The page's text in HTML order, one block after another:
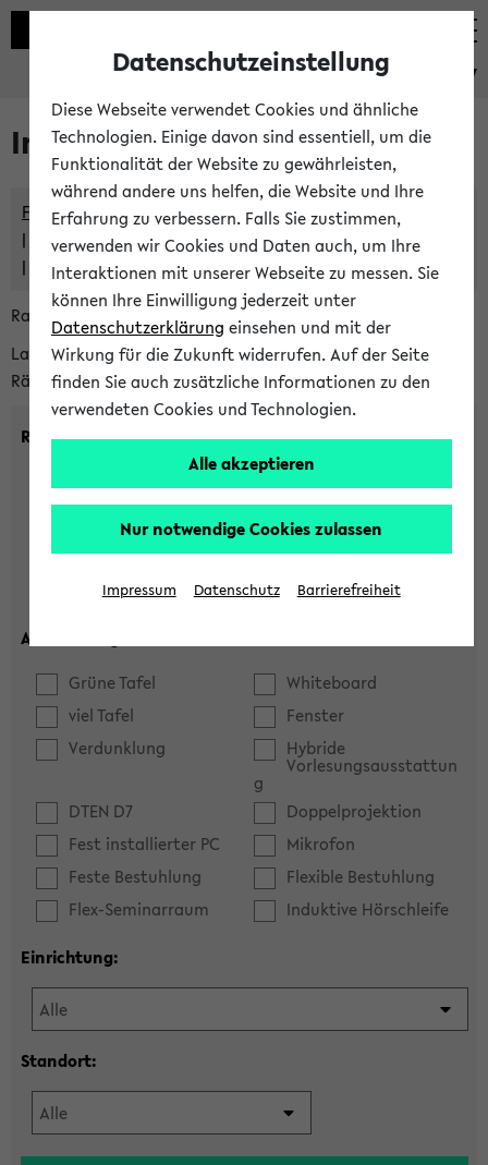
eKVV
Im eKVV verwaltete Räume
Freie Räume und Veranstaltungsüberschneidungen
Raumüberschneidungen
Hinweise der zentralen Raumvergabe
Raumanfragen:
raumvergabe@uni-bielefeld.de
Lassen Sie sich alle Räume anzeigen oder suchen Sie nach
Räumen mit bestimmten Eigenschaften:
Raumkriterien:
max. Plätze:
Ausstattung:
Grüne Tafel
Whiteboard
viel Tafel
Fenster
Verdunklung
Hybride
Vorlesungsausstattun
g
DTEN D7
Doppelprojektion
Fest installierter PC
Mikrofon
Feste Bestuhlung
Flexible Bestuhlung
Flex-Seminarraum
Induktive Hörschleife
Einrichtung:
Standort:
Datenschutzeinstellung
Diese Webseite verwendet Cookies und ähnliche
Technologien. Einige davon sind essentiell, um die
Funktionalität der Website zu gewährleisten,
während andere uns helfen, die Website und Ihre
Erfahrung zu verbessern. Falls Sie zustimmen,
verwenden wir Cookies und Daten auch, um Ihre
Interaktionen mit unserer Webseite zu messen. Sie
können Ihre Einwilligung jederzeit unter
Datenschutzerklärung einsehen und mit der
Wirkung für die Zukunft widerrufen. Auf der Seite
finden Sie auch zusätzliche Informationen zu den
verwendeten Cookies und Technologien.
Alle akzeptieren
Nur notwendige Cookies zulassen
Impressum Datenschutz Barrierefreiheit